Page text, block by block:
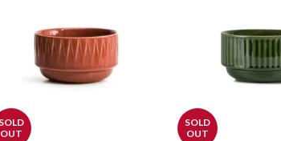
SOLD
OUT
SOLD
OUT